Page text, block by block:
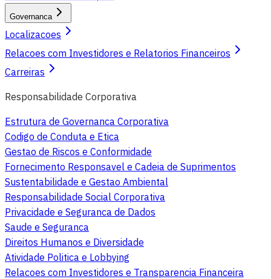
Governanca
Localizacoes
Relacoes com Investidores e Relatorios Financeiros
Carreiras
Responsabilidade Corporativa
Estrutura de Governanca Corporativa
Codigo de Conduta e Etica
Gestao de Riscos e Conformidade
Fornecimento Responsavel e Cadeia de Suprimentos
Sustentabilidade e Gestao Ambiental
Responsabilidade Social Corporativa
Privacidade e Seguranca de Dados
Saude e Seguranca
Direitos Humanos e Diversidade
Atividade Politica e Lobbying
Relacoes com Investidores e Transparencia Financeira